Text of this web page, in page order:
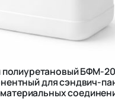
полиуретановый БФМ-20
для сэндвич-